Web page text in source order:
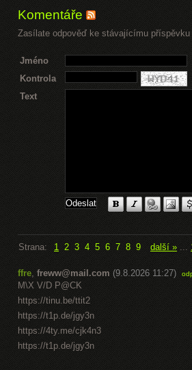
Komentáře
Zasílate odpověď ke stávajícímu příspěvku
Jméno
Kontrola
Text
Strana: 1 2 3 4 5 6 7 8 9 další » ...
ffre, freww@mail.com (9.8.2026 11:27)
M\X V/D P@CK
https://tinu.be/ttit2
https://t1p.de/jgy3n
https://4ty.me/cjk4n3
https://t1p.de/jgy3n